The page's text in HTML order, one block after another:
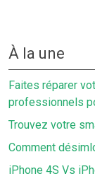
À la une
Faites réparer
professionnels
Trouvez votre
Comment
iPhone 4S Vs